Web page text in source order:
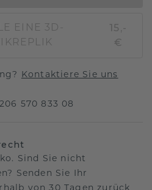
EINE 3D-
15,-
€
Kontaktiere Sie uns
570 833 08
Sind Sie nicht
Senden Sie Ihr